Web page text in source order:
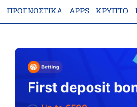
ΠΡΟΓΝΩΣΤΙΚΑ APPS ΚΡΎΠΤΟ